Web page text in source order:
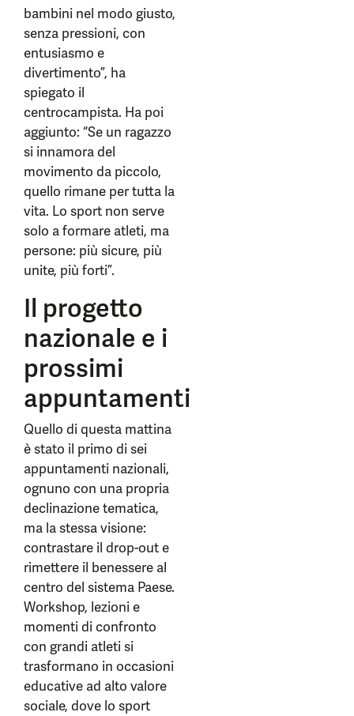
bambini nel modo giusto,
senza pressioni, con
entusiasmo e
divertimento”, ha
spiegato il
centrocampista. Ha poi
aggiunto: “Se un ragazzo
si innamora del
movimento da piccolo,
quello rimane per tutta la
vita. Lo sport non serve
solo a formare atleti, ma
persone: più sicure, più
unite, più forti”.
Il progetto
nazionale e i
prossimi
appuntamenti
Quello di questa mattina
è stato il primo di sei
appuntamenti nazionali,
ognuno con una propria
declinazione tematica,
ma la stessa visione:
contrastare il drop-out e
rimettere il benessere al
centro del sistema Paese.
Workshop, lezioni e
momenti di confronto
con grandi atleti si
trasformano in occasioni
educative ad alto valore
sociale, dove lo sport